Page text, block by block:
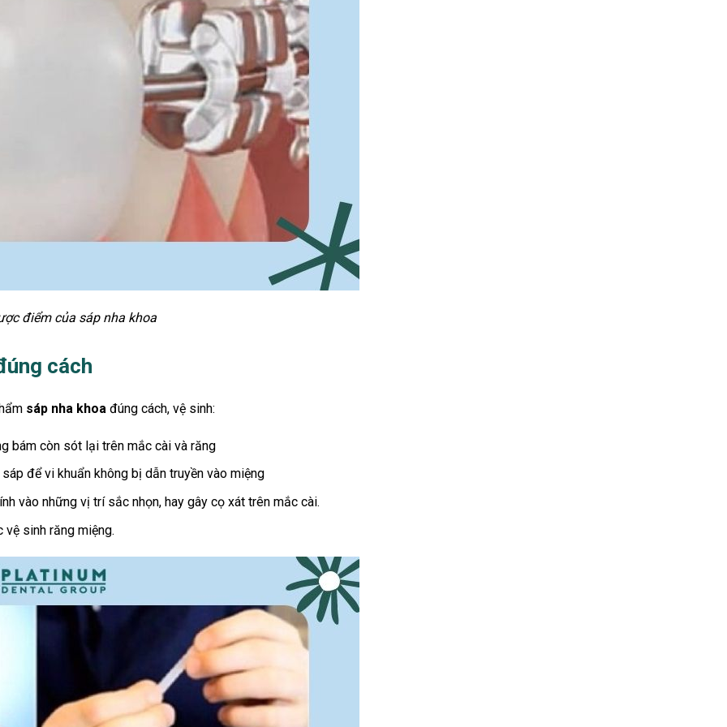
điểm của sáp nha khoa
cách
sáp nha khoa đúng cách, vệ sinh:
bám còn sót lại trên mắc cài và răng
để vi khuẩn không bị dẫn truyền vào miệng
vào những vị trí sắc nhọn, hay gây cọ xát trên mắc cài.
vệ sinh răng miệng.